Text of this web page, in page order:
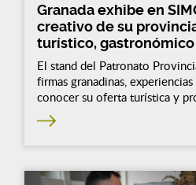
Granada exhibe en
creativo de su
turístico,
El stand del Patronato
firmas granadinas,
conocer su oferta turística y